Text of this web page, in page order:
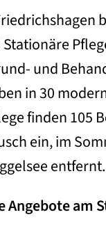
und
in 30
finden 105
ein, im
entfernt.
Angebote